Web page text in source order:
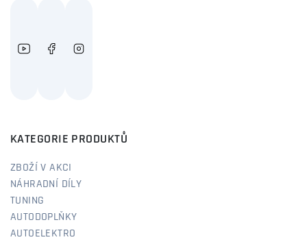
KATEGORIE PRODUKTŮ
ZBOŽÍ V AKCI
NÁHRADNÍ DÍLY
TUNING
AUTODOPLŇKY
AUTOELEKTRO